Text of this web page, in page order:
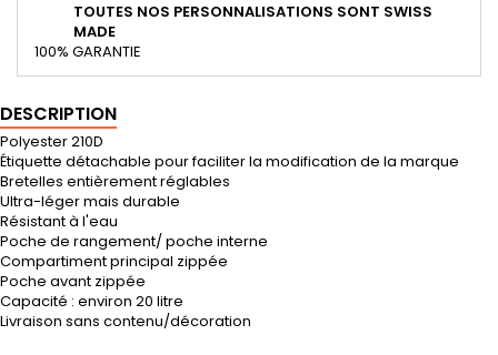
TOUTES NOS PERSONNALISATIONS SONT SWISS
MADE
100% GARANTIE
DESCRIPTION
Polyester 210D
Étiquette détachable pour faciliter la modification de la marque
Bretelles entièrement réglables
Ultra-léger mais durable
Résistant à l'eau
Poche de rangement/ poche interne
Compartiment principal zippée
Poche avant zippée
Capacité : environ 20 litre
Livraison sans contenu/décoration